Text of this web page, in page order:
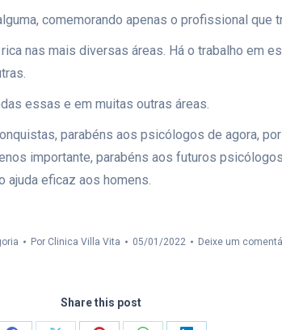
comemorando apenas o profissional
nas mais diversas áreas. Há o trabalho em
essas e em muitas outras áreas.
parabéns aos psicólogos de agora,
importante, parabéns aos futuros
ajuda eficaz aos homens.
Por Clinica Villa Vita 05/01/2022 Deixe um
Share this post